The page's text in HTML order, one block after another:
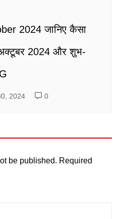
2024 जानिए कैसा
2024 और शुभ-
2024 0
be published. Required